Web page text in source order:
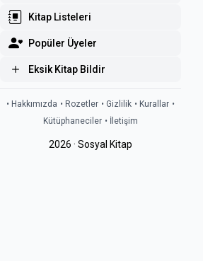
Kitap Listeleri
Popüler Üyeler
Eksik Kitap Bildir
• Hakkımızda • Rozetler • Gizlilik • Kurallar •
Kütüphaneciler • İletişim
2026 · Sosyal Kitap